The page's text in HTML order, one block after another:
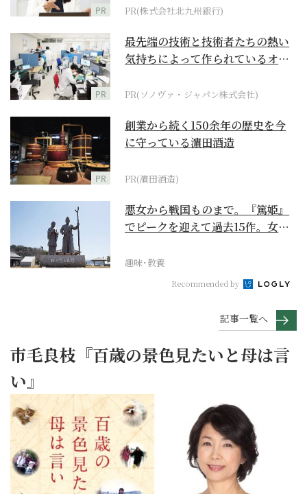
PR PR(株式会社北九州銀行)
PR
最先端の技術と技術者たちの熱い
気持ちによって作られているオー
PR(ソノヴァ・ジャパン株式会社)
PR
創業から続く150余年の歴史を今
に守っている濵田酒造
PR(濵田酒造)
悪女から戦国ものまで。『篤姫』
でピークを迎えて過去15作。女性
趣味･教養
Recommended by
記事一覧へ
市毛良枝『百歳の景色見たいと母は言
い』